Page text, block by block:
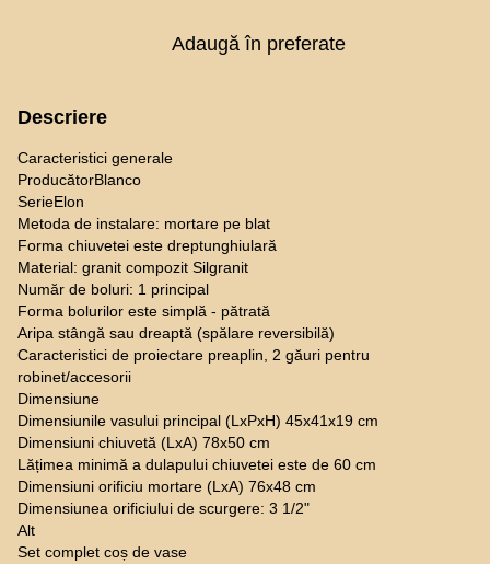
Adaugă în preferate
Descriere
Caracteristici generale
ProducătorBlanco
SerieElon
Metoda de instalare: mortare pe blat
Forma chiuvetei este dreptunghiulară
Material: granit compozit Silgranit
Număr de boluri: 1 principal
Forma bolurilor este simplă - pătrată
Aripa stângă sau dreaptă (spălare reversibilă)
Caracteristici de proiectare preaplin, 2 găuri pentru
robinet/accesorii
Dimensiune
Dimensiunile vasului principal (LxPxH) 45x41x19 cm
Dimensiuni chiuvetă (LxA) 78x50 cm
Lățimea minimă a dulapului chiuvetei este de 60 cm
Dimensiuni orificiu mortare (LxA) 76x48 cm
Dimensiunea orificiului de scurgere: 3 1/2"
Alt
Set complet coș de vase